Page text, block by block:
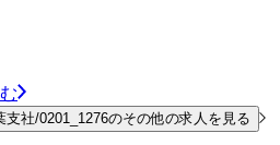
社/0201_1276のその他の求人を見る